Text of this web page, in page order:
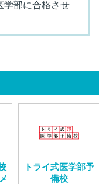
学部に合格させ
トライ式医学部予
備校